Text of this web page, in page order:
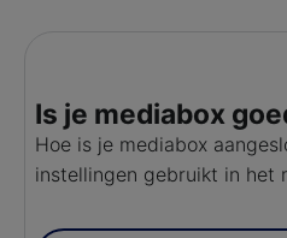
Is je mediabox
Hoe is je mediabox
instellingen gebruikt in het